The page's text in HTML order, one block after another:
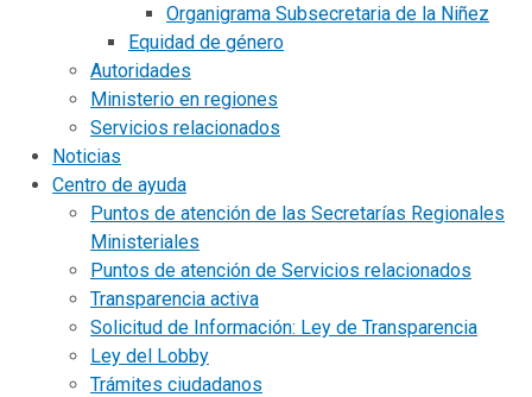
Organigrama Subsecretaria de la Niñez
Equidad de género
Autoridades
Ministerio en regiones
Servicios relacionados
Noticias
Centro de ayuda
Puntos de atención de las Secretarías Regionales
Ministeriales
Puntos de atención de Servicios relacionados
Transparencia activa
Solicitud de Información: Ley de Transparencia
Ley del Lobby
Trámites ciudadanos